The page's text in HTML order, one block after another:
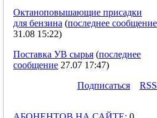
Октаноповышающие присадки
для бензина (последнее сообщение
31.08 15:22)
Поставка УВ сырья (последнее
сообщение 27.07 17:47)
Подпиcаться
RSS